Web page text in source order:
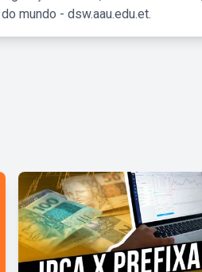
mundo - dsw.aau.edu.et.